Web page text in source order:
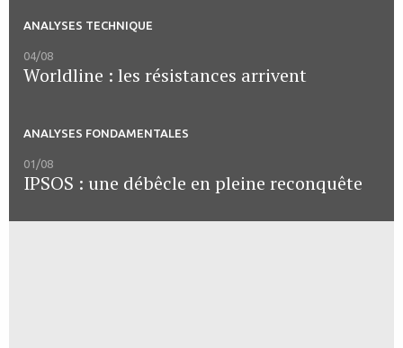
ANALYSES TECHNIQUE
04/08
Worldline : les résistances arrivent
ANALYSES FONDAMENTALES
01/08
IPSOS : une débêcle en pleine reconquête